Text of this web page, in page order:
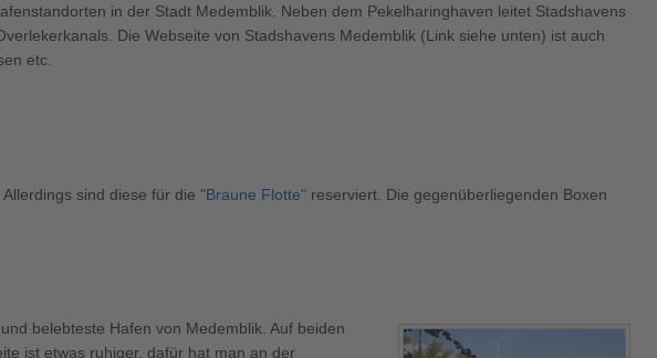
in der Stadt Medemblik. Neben dem Pekelharinghaven leitet Stadshavens
Die Webseite von Stadshavens Medemblik (Link siehe unten) ist auch
etc.
sind diese für die "Braune Flotte" reserviert. Die gegenüberliegenden Boxen
belebteste Hafen von Medemblik. Auf beiden
ist etwas ruhiger, dafür hat man an der